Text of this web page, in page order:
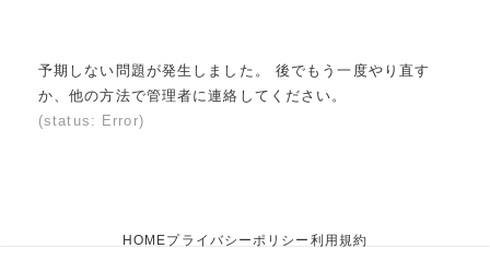
予期しない問題が発生しました。 後でもう一度やり直す
か、他の方法で管理者に連絡してください。
(status: Error)
HOMEプライバシーポリシー 利用規約